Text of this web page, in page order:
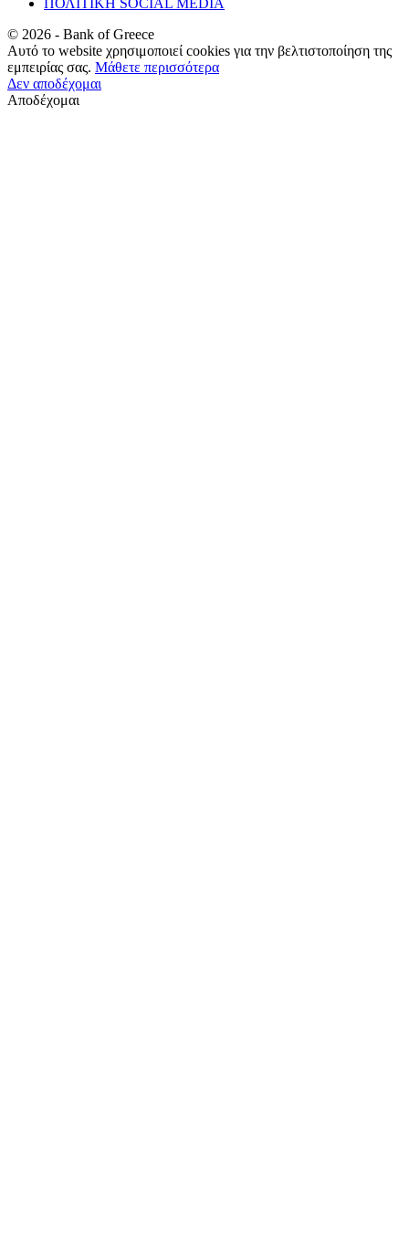
© 2026 - Bank of Greece
Αυτό το website χρησιμοποιεί cookies για την βελτιστοποίηση της
εμπειρίας σας. Μάθετε περισσότερα
Δεν αποδέχομαι
Αποδέχομαι